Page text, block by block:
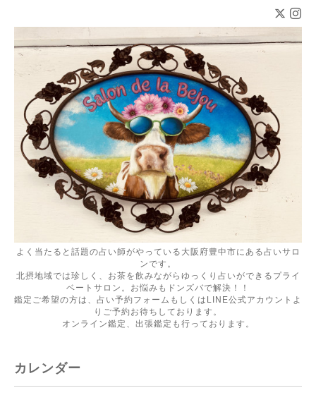
よく当たると話題の占い師がやっている大阪府豊中市にある占いサロ
ンです。
北摂地域では珍しく、お茶を飲みながらゆっくり占いができるプライ
ベートサロン。お悩みもドンズバで解決！！
鑑定ご希望の方は、占い予約フォームもしくはLINE公式アカウントよ
りご予約お待ちしております。
オンライン鑑定、出張鑑定も行っております。
カレンダー